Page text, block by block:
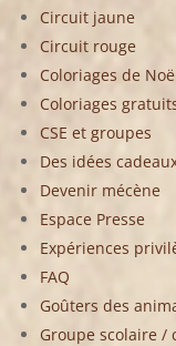
Circuit jaune
Circuit rouge
Coloriages de
Coloriages
CSE et groupes
Des idées
Devenir mécène
Espace Presse
Expériences
FAQ
Goûters des
Groupe scolaire /